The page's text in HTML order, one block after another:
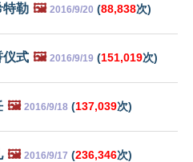
特勒 🖼️ 2016/9/20 (88,838次)
仪式 🖼️ 2016/9/19 (151,019次)
🖼️ 2016/9/18 (137,039次)
🖼️ 2016/9/17 (236,346次)